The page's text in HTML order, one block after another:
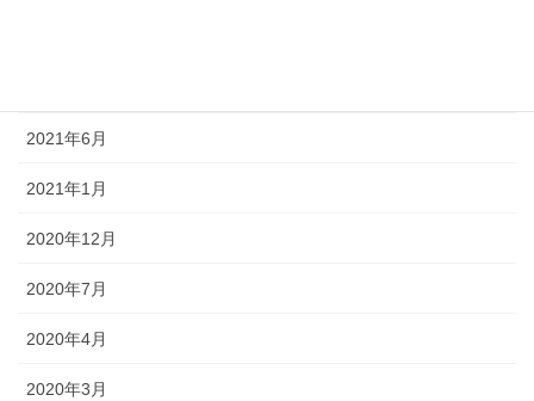
2021年6月
2021年1月
2020年12月
2020年7月
2020年4月
2020年3月